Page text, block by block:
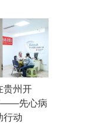
贵州开
先心病
行动